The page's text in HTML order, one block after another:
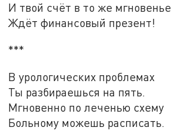
И твой счёт в то же мгновенье
Ждёт финансовый презент!
***
В урологических проблемах
Ты разбираешься на пять.
Мгновенно по леченью схему
Больному можешь расписать.